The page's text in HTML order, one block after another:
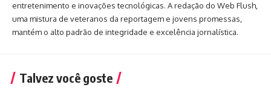
entretenimento e inovações tecnológicas. A redação do Web Flush,
uma mistura de veteranos da reportagem e jovens promessas,
mantém o alto padrão de integridade e excelência jornalística.
Talvez você goste